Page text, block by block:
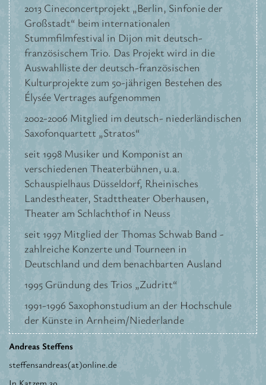
2013 Cineconcertprojekt „Berlin, Sinfonie der
Großstadt“ beim internationalen
Stummfilmfestival in Dijon mit deutsch-
französischem Trio. Das Projekt wird in die
Auswahlliste der deutsch-französischen
Kulturprojekte zum 50-jährigen Bestehen des
Élysée Vertrages aufgenommen
2002-2006 Mitglied im deutsch- niederländischen
Saxofonquartett „Stratos“
seit 1998 Musiker und Komponist an
verschiedenen Theaterbühnen, u.a.
Schauspielhaus Düsseldorf, Rheinisches
Landestheater, Stadttheater Oberhausen,
Theater am Schlachthof in Neuss
seit 1997 Mitglied der Thomas Schwab Band -
zahlreiche Konzerte und Tourneen in
Deutschland und dem benachbarten Ausland
1995 Gründung des Trios „Zudritt“
1991-1996 Saxophonstudium an der Hochschule
der Künste in Arnheim/Niederlande
Andreas Steffens
steffensandreas(at)online.de
In Katzem 39